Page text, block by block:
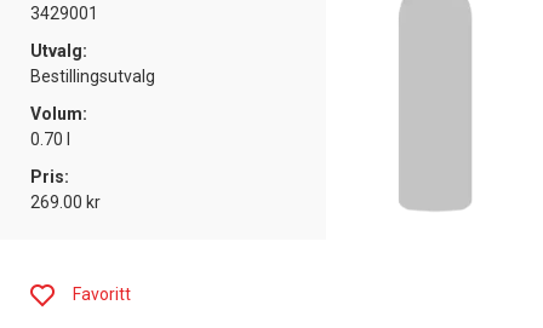
3429001
Utvalg:
Bestillingsutvalg
Volum:
0.70 l
Pris:
269.00 kr
Favoritt